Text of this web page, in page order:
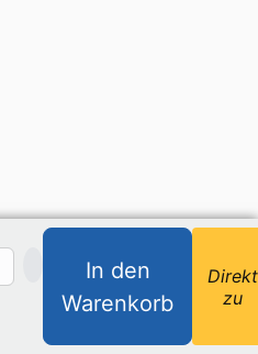
In den
Warenkorb
Direkt
zu